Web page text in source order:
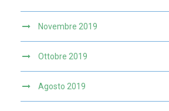
Novembre 2019
Ottobre 2019
Agosto 2019